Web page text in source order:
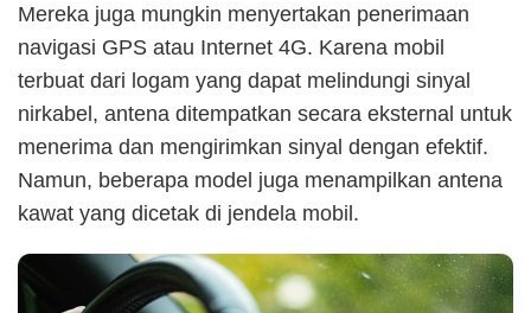
Mereka juga mungkin menyertakan penerimaan
navigasi GPS atau Internet 4G. Karena mobil
terbuat dari logam yang dapat melindungi sinyal
nirkabel, antena ditempatkan secara eksternal untuk
menerima dan mengirimkan sinyal dengan efektif.
Namun, beberapa model juga menampilkan antena
kawat yang dicetak di jendela mobil.